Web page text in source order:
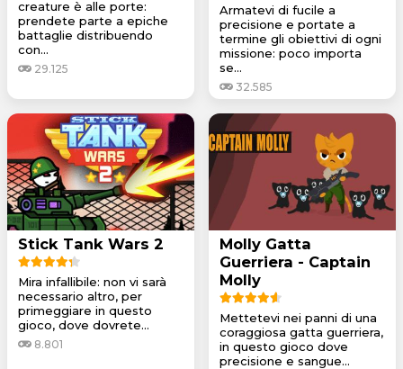
creature è alle porte:
prendete parte a epiche
battaglie distribuendo
con...
29.125
Armatevi di fucile a
precisione e portate a
termine gli obiettivi di ogni
missione: poco importa
se...
32.585
Stick Tank Wars 2
Mira infallibile: non vi sarà
necessario altro, per
primeggiare in questo
gioco, dove dovrete...
8.801
Molly Gatta
Guerriera - Captain
Molly
Mettetevi nei panni di una
coraggiosa gatta guerriera,
in questo gioco dove
precisione e sangue...